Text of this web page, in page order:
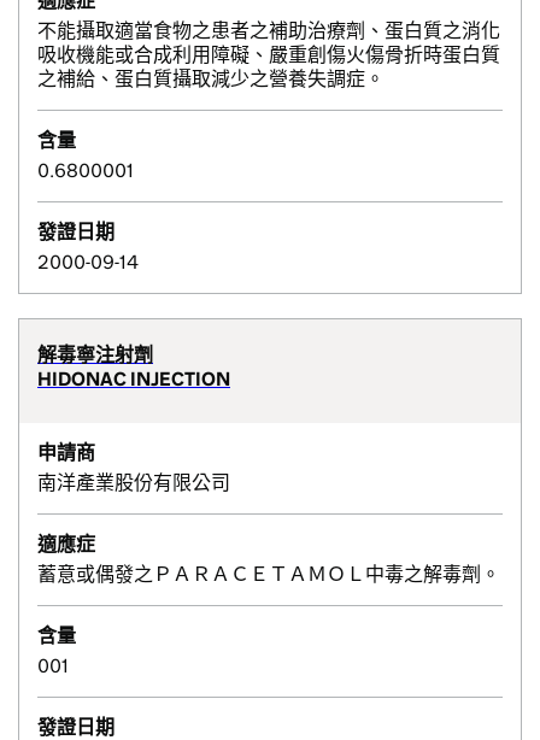
不能攝取適當食物之患者之補助治療劑、蛋白質之消化
吸收機能或合成利用障礙、嚴重創傷火傷骨折時蛋白質
之補給、蛋白質攝取減少之營養失調症。
含量
0.6800001
發證日期
2000-09-14
解毒寧注射劑
HIDONAC INJECTION
申請商
南洋產業股份有限公司
適應症
蓄意或偶發之ＰＡＲＡＣＥＴＡＭＯＬ中毒之解毒劑。
含量
001
發證日期